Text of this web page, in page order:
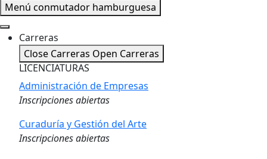
Menú conmutador hamburguesa
Carreras
Close Carreras Open Carreras
LICENCIATURAS
Administración de Empresas
Inscripciones abiertas
Curaduría y Gestión del Arte
Inscripciones abiertas